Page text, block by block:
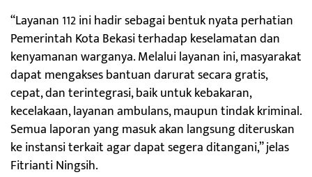
“Layanan 112 ini hadir sebagai bentuk nyata perhatian
Pemerintah Kota Bekasi terhadap keselamatan dan
kenyamanan warganya. Melalui layanan ini, masyarakat
dapat mengakses bantuan darurat secara gratis,
cepat, dan terintegrasi, baik untuk kebakaran,
kecelakaan, layanan ambulans, maupun tindak kriminal.
Semua laporan yang masuk akan langsung diteruskan
ke instansi terkait agar dapat segera ditangani,” jelas
Fitrianti Ningsih.